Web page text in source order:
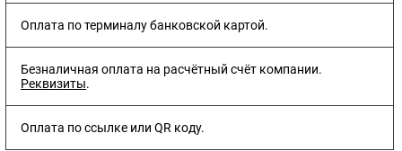
Оплата по терминалу банковской картой.
Безналичная оплата на расчётный счёт компании.
Реквизиты.
Оплата по ссылке или QR коду.